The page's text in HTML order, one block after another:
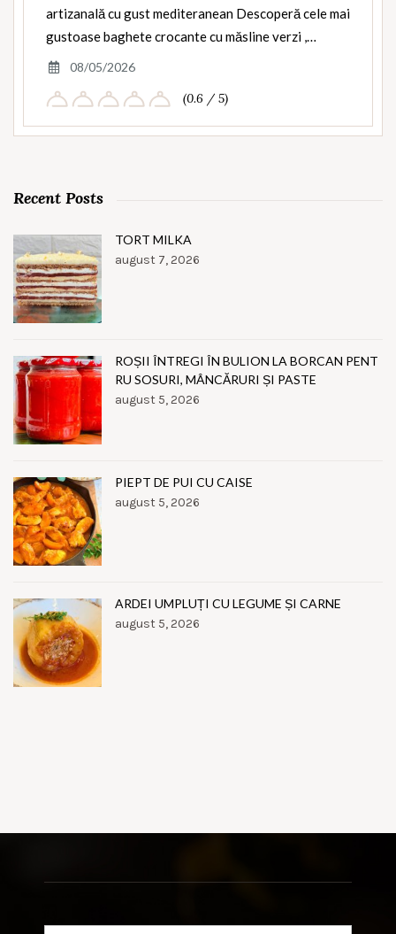
artizanală cu gust mediteranean Descoperă cele mai
gustoase baghete crocante cu măsline verzi ,…
08/05/2026
(0.6 / 5)
Recent Posts
TORT MILKA
august 7, 2026
ROȘII ÎNTREGI ÎN BULION LA BORCAN PENT
RU SOSURI, MÂNCĂRURI ȘI PASTE
august 5, 2026
PIEPT DE PUI CU CAISE
august 5, 2026
ARDEI UMPLUȚI CU LEGUME ȘI CARNE
august 5, 2026
Search